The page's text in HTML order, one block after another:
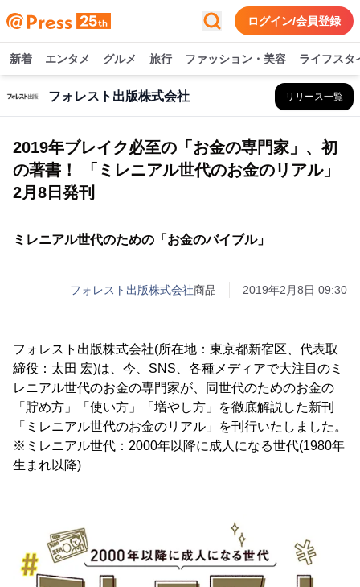
ログイン/会員登録
新着 エンタメ グルメ 旅行 ファッション・美容 ライフスタ
フォレスト出版株式会社 リリース一覧
2019年ブレイク必至の「お金の専門家」、初
の著書！ 「ミレニアル世代のお金のリアル」
2月8日発刊
ミレニアル世代のための「お金のバイブル」
フォレスト出版株式会社商品 2019年2月8日 09:30
フォレスト出版株式会社(所在地：東京都新宿区、代表取
締役：太田 宏)は、今、SNS、各種メディアで大注目のミ
レニアル世代のお金の専門家が、同世代のためのお金の
「貯め方」「使い方」「増やし方」を徹底解説した新刊
「ミレニアル世代のお金のリアル」を刊行いたしました。
※ミレニアル世代：2000年以降に成人になる世代(1980年
生まれ以降)